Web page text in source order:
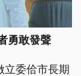
勇敢發聲
立委佮市長期